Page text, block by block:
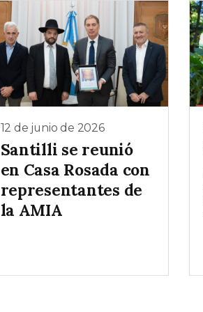
12 de junio de 2026
Santilli se reunió
en Casa Rosada con
representantes de
la AMIA